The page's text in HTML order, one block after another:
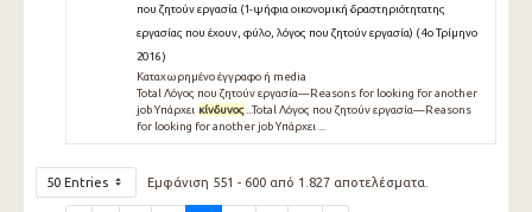
που ζητούν εργασία (1-ψήφια οικονομική δραστηριότητατης
εργασίας που έχουν, φύλο, λόγος που ζητούν εργασία) ( 4ο Τρίμηνο
2016 )
Καταχωρημένο έγγραφο ή media
Total Λόγος που ζητούν εργασία—Reasons for looking for another
job Υπάρχει κίνδυνος ...Total Λόγος που ζητούν εργασία—Reasons
for looking for another job Υπάρχει ...
50 Entries Εμφάνιση 551 - 600 από 1.827 αποτελέσματα.